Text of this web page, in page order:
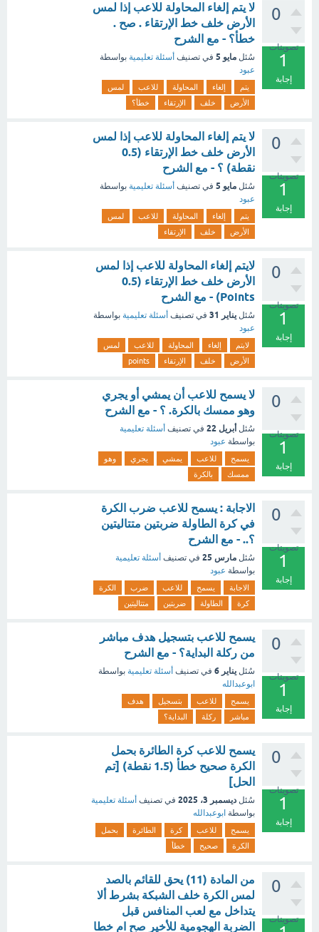
0
تصويتات
1
إجابة
لا يتم إلغاء المحاولة للاعب إذا لمس
الأرض خلف خط الإرتقاء . صح .
خطأ؟ - مع الشرح
سُئل مايو 5 في تصنيف أسئلة تعليمية بواسطة
عبود
يتم إلغاء المحاولة للاعب
لمس
الأرض
خلف الإرتقاء خطأ؟
0
تصويتات
1
إجابة
لا يتم إلغاء المحاولة للاعب إذا لمس
الأرض خلف خط الإرتقاء (0.5
نقطة) ؟ - مع الشرح
سُئل مايو 5 في تصنيف أسئلة تعليمية بواسطة
عبود
يتم إلغاء المحاولة للاعب
لمس
الأرض
خلف الإرتقاء
0
تصويتات
1
إجابة
لايتم إلغاء المحاولة للاعب إذا لمس
الأرض خلف خط الإرتقاء (0.5
Points) - مع الشرح
سُئل يناير 31 في تصنيف أسئلة تعليمية بواسطة
عبود
لايتم إلغاء المحاولة للاعب
لمس
الأرض
خلف الإرتقاء points
0
تصويتات
1
إجابة
لا يسمح للاعب أن يمشي أو يجري
وهو ممسك بالكرة. ؟ - مع الشرح
سُئل أبريل 22 في تصنيف أسئلة تعليمية
بواسطة عبود
يسمح للاعب يمشي يجري
وهو
ممسك
بالكرة
0
تصويتات
1
إجابة
الاجابة : يسمح للاعب ضرب الكرة
في كرة الطاولة ضربتين متتاليتين
؟.. - مع الشرح
سُئل مارس 25 في تصنيف أسئلة تعليمية
بواسطة عبود
الاجابة يسمح للاعب ضرب
الكرة
كرة
الطاولة ضربتين متتاليتين
0
تصويتات
1
إجابة
يسمح للاعب بتسجيل هدف مباشر
من ركلة البداية؟ - مع الشرح
سُئل يناير 6 في تصنيف أسئلة تعليمية بواسطة
ابوعبدالله
يسمح للاعب بتسجيل
هدف
مباشر
ركلة البداية؟
0
تصويتات
1
إجابة
يسمح للاعب كرة الطائرة بحمل
الكرة صحيح خطأ (1.5 نقطة) [تم
الحل]
سُئل ديسمبر 3، 2025 في تصنيف أسئلة تعليمية
بواسطة ابوعبدالله
يسمح للاعب كرة الطائرة
بحمل
الكرة
صحيح خطأ
0
تصويتات
من المادة (11) يحق للقائم بالصد
لمس الكرة خلف الشبكة بشرط ألا
يتداخل مع لعب المنافس قبل
الضربة الهجومية للأخير صح ام خطا